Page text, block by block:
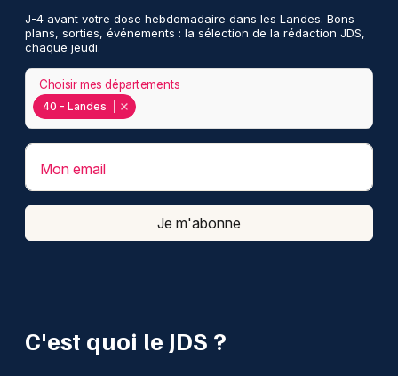
C'est quoi le JDS ?
J-4 avant votre dose hebdomadaire dans les Landes. Bons
plans, sorties, événements : la sélection de la rédaction JDS,
chaque jeudi.
40 - Landes
Choisir mes départements
Mon email
Je m'abonne